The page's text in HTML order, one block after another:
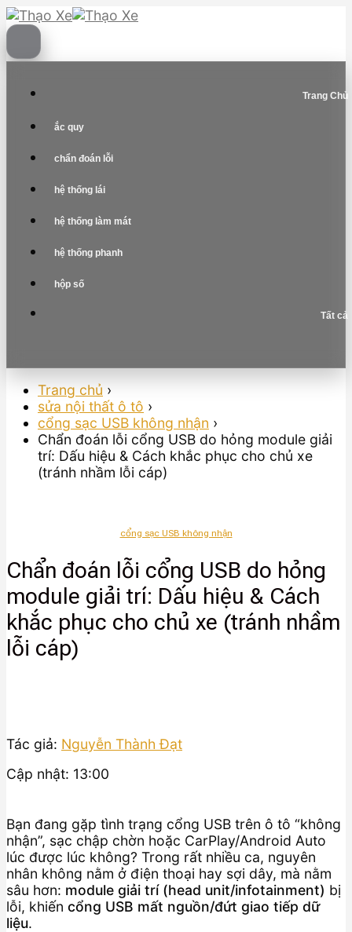
Skip
to
content
Trang Chủ
ắc quy
chẩn đoán lỗi
hệ thống lái
hệ thống làm mát
hệ thống phanh
hộp số
Tất cả
Trang chủ ›
sửa nội thất ô tô ›
cổng sạc USB không nhận ›
Chẩn đoán lỗi cổng USB do hỏng module giải
trí: Dấu hiệu & Cách khắc phục cho chủ xe
(tránh nhầm lỗi cáp)
cổng sạc USB không nhận
Chẩn đoán lỗi cổng USB do hỏng
module giải trí: Dấu hiệu & Cách
khắc phục cho chủ xe (tránh nhầm
lỗi cáp)
Tác giả: Nguyễn Thành Đạt
Cập nhật: 13:00
Bạn đang gặp tình trạng cổng USB trên ô tô “không
nhận”, sạc chập chờn hoặc CarPlay/Android Auto
lúc được lúc không? Trong rất nhiều ca, nguyên
nhân không nằm ở điện thoại hay sợi dây, mà nằm
sâu hơn: module giải trí (head unit/infotainment) bị
lỗi, khiến cổng USB mất nguồn/đứt giao tiếp dữ
liệu.